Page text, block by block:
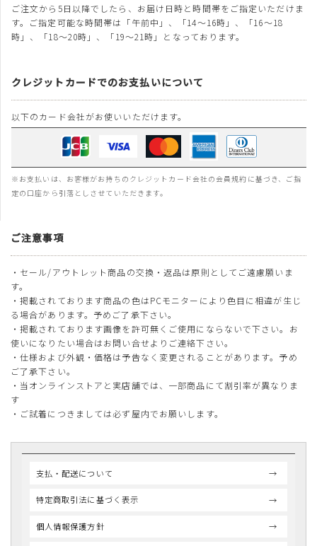
ご注文から5日以降でしたら、お届け日時と時間帯をご指定いただけま
す。ご指定可能な時間帯は「午前中」、「14～16時」、「16～18
時」、「18～20時」、「19～21時」となっております。
クレジットカードでのお支払いについて
以下のカード会社がお使いいただけます。
※お支払いは、お客様がお持ちのクレジットカード会社の会員規約に基づき、ご指
定の口座から引落としさせていただきます。
ご注意事項
・セール/アウトレット商品の交換・返品は原則としてご遠慮願いま
す。
・掲載されております商品の色はPCモニターにより色目に相違が生じ
る場合があります。予めご了承下さい。
・掲載されております画像を許可無くご使用にならないで下さい。お
使いになりたい場合はお問い合せよりご連絡下さい。
・仕様および外観・価格は予告なく変更されることがあります。予め
ご了承下さい。
・当オンラインストアと実店舗では、一部商品にて割引率が異なりま
す
・ご試着につきましては必ず屋内でお願いします。
支払・配送について
特定商取引法に基づく表示
個人情報保護方針